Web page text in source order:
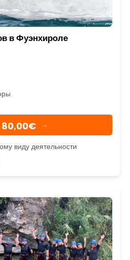
в Фуэнхироле
80,00€ →
виду деятельности